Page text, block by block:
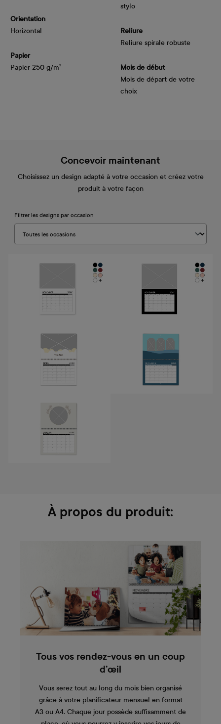
Orientation
Horizontal
Papier
Papier 250 g/m²
stylo
Reliure
Reliure spirale robuste
Mois de début
Mois de départ de votre
choix
Concevoir maintenant
Choisissez un design adapté à votre occasion et créez votre
produit à votre façon
Filtrer les designs par occasion
À propos du produit:
Tous vos rendez-vous en un coup
d’œil
Vous serez tout au long du mois bien organisé
grâce à votre planificateur mensuel en format
A3 ou A4. Chaque jour possède suffisamment de